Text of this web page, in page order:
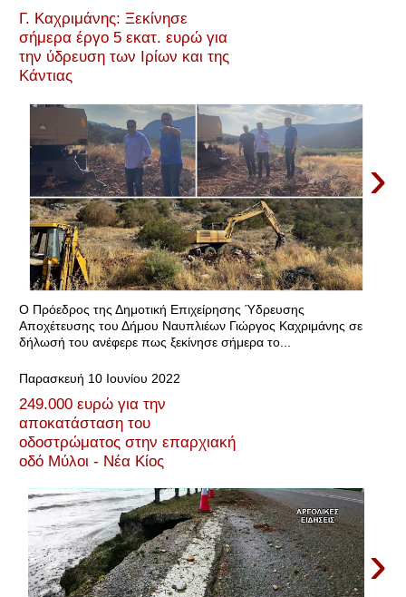
Γ. Καχριμάνης: Ξεκίνησε
σήμερα έργο 5 εκατ. ευρώ για
την ύδρευση των Ιρίων και της
Κάντιας
›
Ο Πρόεδρος της Δημοτική Επιχείρησης Ύδρευσης
Αποχέτευσης του Δήμου Ναυπλιέων Γιώργος Καχριμάνης σε
δήλωσή του ανέφερε πως ξεκίνησε σήμερα το...
Παρασκευή 10 Ιουνίου 2022
249.000 ευρώ για την
αποκατάσταση του
οδοστρώματος στην επαρχιακή
οδό Μύλοι - Νέα Κίος
›